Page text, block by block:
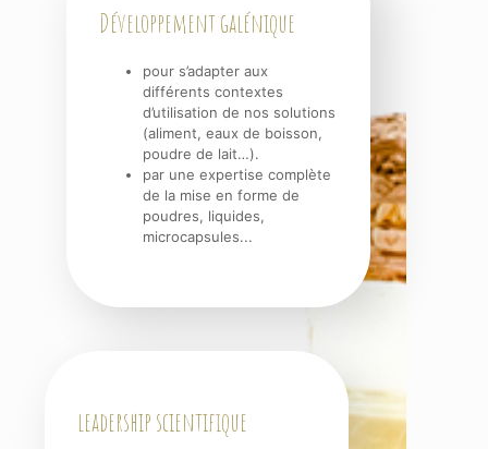
Développement galénique
pour s’adapter aux
différents contextes
d’utilisation de nos solutions
(aliment, eaux de boisson,
poudre de lait…).
par une expertise complète
de la mise en forme de
poudres, liquides,
microcapsules...
leadership scientifique